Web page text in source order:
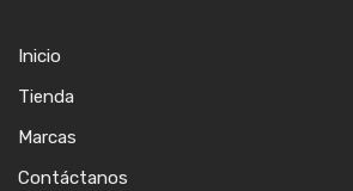
Inicio
Tienda
Marcas
Contáctanos